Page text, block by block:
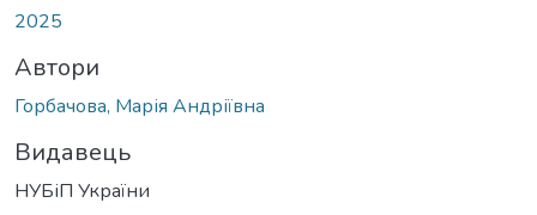
2025
Автори
Горбачова, Марія Андріївна
Видавець
НУБіП України